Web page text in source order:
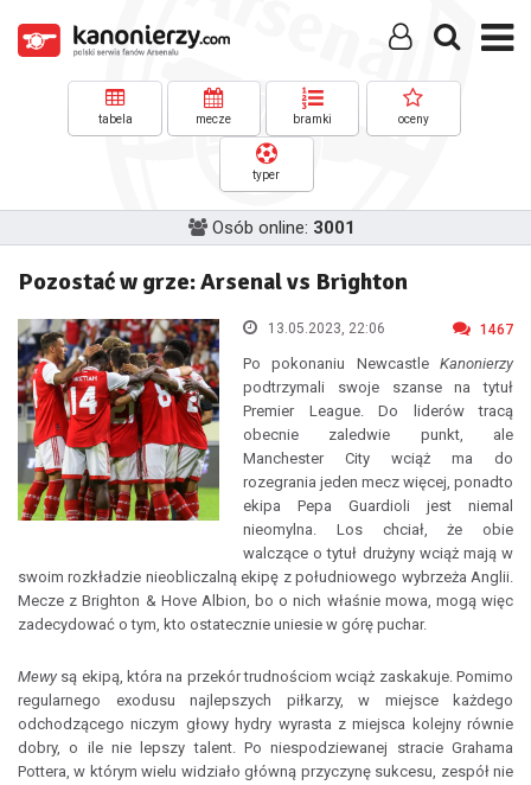
tabela mecze bramki oceny
typer
Osób online: 3001
Pozostać w grze: Arsenal vs Brighton
13.05.2023, 22:06 1467
Po pokonaniu Newcastle Kanonierzy
podtrzymali swoje szanse na tytuł
Premier League. Do liderów tracą
obecnie zaledwie punkt, ale
Manchester City wciąż ma do
rozegrania jeden mecz więcej, ponadto
ekipa Pepa Guardioli jest niemal
nieomylna. Los chciał, że obie
walczące o tytuł drużyny wciąż mają w
swoim rozkładzie nieobliczalną ekipę z południowego wybrzeża Anglii.
Mecze z Brighton & Hove Albion, bo o nich właśnie mowa, mogą więc
zadecydować o tym, kto ostatecznie uniesie w górę puchar.
Mewysą ekipą, która na przekór trudnościom wciąż zaskakuje. Pomimo
regularnego exodusu najlepszych piłkarzy, w miejsce każdego
odchodzącego niczym głowy hydry wyrasta z miejsca kolejny równie
dobry, o ile nie lepszy talent. Po niespodziewanej stracie Grahama
Pottera, w którym wielu widziało główną przyczynę sukcesu, zespół nie